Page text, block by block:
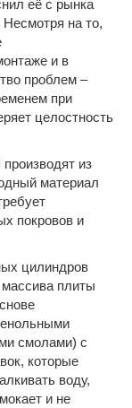
её с рынка
на то,
и в
проблем –
при
целостность
из
материал
покровов и
цилиндров
плиты
смолами) с
которые
воду,
и не